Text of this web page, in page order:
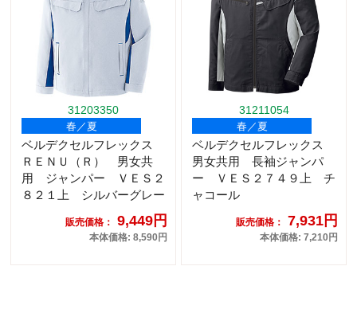
31203350
春／夏
ベルデクセルフレックス
ＲＥＮＵ（Ｒ） 男女共
用 ジャンパー ＶＥＳ２
８２１上 シルバーグレー
販売価格： 9,449円
本体価格: 8,590円
31211054
春／夏
ベルデクセルフレックス
男女共用 長袖ジャンパ
ー ＶＥＳ２７４９上 チ
ャコール
販売価格： 7,931円
本体価格: 7,210円